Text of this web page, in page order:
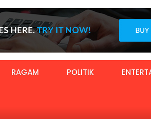
RAGAM POLITIK